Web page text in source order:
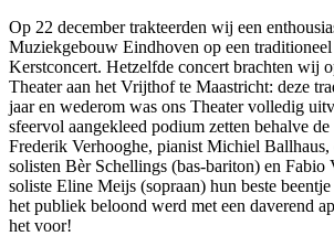
Op 22 december trakteerden wij een
Muziekgebouw Eindhoven op een
Kerstconcert. Hetzelfde concert brachten wij
Theater aan het Vrijthof te Maastricht: deze
jaar en wederom was ons Theater volledig
sfeervol aangekleed podium zetten behalve
Frederik Verhooghe, pianist Michiel Ballhaus,
solisten Bèr Schellings (bas-bariton) en Fabio
soliste Eline Meijs (sopraan) hun beste
het publiek beloond werd met een daverend
het voor!